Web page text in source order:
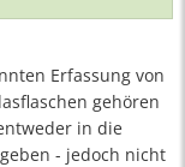
Erfassung von
gehören
in die
- jedoch nicht